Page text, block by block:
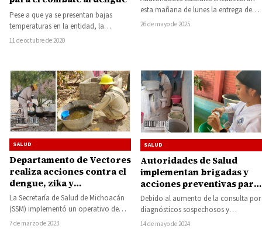
Pese a que ya se presentan bajas
temperaturas en la entidad, la
Secretaría de Salud de Michoacán
11 de octubre de 2020
Huetamo
esta mañana de lunes la entrega de
apoyos económicos destinados a
26 de mayo de 2025
SALUD
Departamento de Vectores
realiza acciones contra el
dengue, zika y
chikungunya en Huetamo,
Comburindio,
Tziritzícuaro y El Ancón
La Secretaría de Salud de Michoacán
(SSM) implementó un operativo de
termonebulización y control larvario
7 de marzo de 2023
SALUD
Autoridades de Salud
implementan brigadas y
acciones preventivas para
combatir el dengue en
Huetamo
Debido al aumento de la consulta por
diagnósticos sospechosos y
confirmados de dengue en el
14 de mayo de 2024